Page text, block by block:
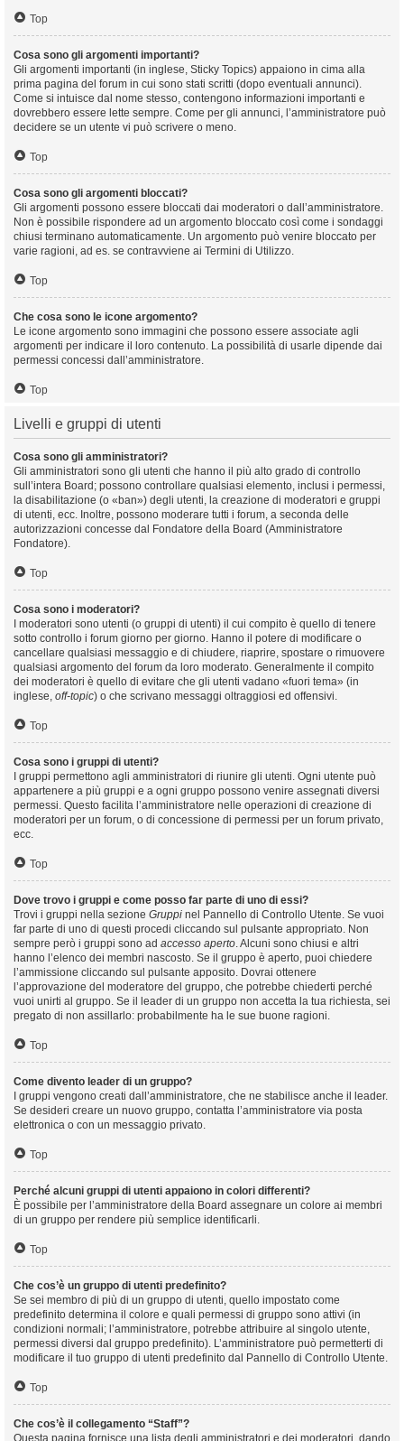
Top
Cosa sono gli argomenti importanti?
Gli argomenti importanti (in inglese, Sticky Topics) appaiono in cima alla
prima pagina del forum in cui sono stati scritti (dopo eventuali annunci).
Come si intuisce dal nome stesso, contengono informazioni importanti e
dovrebbero essere lette sempre. Come per gli annunci, l’amministratore può
decidere se un utente vi può scrivere o meno.
Top
Cosa sono gli argomenti bloccati?
Gli argomenti possono essere bloccati dai moderatori o dall’amministratore.
Non è possibile rispondere ad un argomento bloccato così come i sondaggi
chiusi terminano automaticamente. Un argomento può venire bloccato per
varie ragioni, ad es. se contravviene ai Termini di Utilizzo.
Top
Che cosa sono le icone argomento?
Le icone argomento sono immagini che possono essere associate agli
argomenti per indicare il loro contenuto. La possibilità di usarle dipende dai
permessi concessi dall’amministratore.
Top
Livelli e gruppi di utenti
Cosa sono gli amministratori?
Gli amministratori sono gli utenti che hanno il più alto grado di controllo
sull’intera Board; possono controllare qualsiasi elemento, inclusi i permessi,
la disabilitazione (o «ban») degli utenti, la creazione di moderatori e gruppi
di utenti, ecc. Inoltre, possono moderare tutti i forum, a seconda delle
autorizzazioni concesse dal Fondatore della Board (Amministratore
Fondatore).
Top
Cosa sono i moderatori?
I moderatori sono utenti (o gruppi di utenti) il cui compito è quello di tenere
sotto controllo i forum giorno per giorno. Hanno il potere di modificare o
cancellare qualsiasi messaggio e di chiudere, riaprire, spostare o rimuovere
qualsiasi argomento del forum da loro moderato. Generalmente il compito
dei moderatori è quello di evitare che gli utenti vadano «fuori tema» (in
inglese, off-topic) o che scrivano messaggi oltraggiosi ed offensivi.
Top
Cosa sono i gruppi di utenti?
I gruppi permettono agli amministratori di riunire gli utenti. Ogni utente può
appartenere a più gruppi e a ogni gruppo possono venire assegnati diversi
permessi. Questo facilita l’amministratore nelle operazioni di creazione di
moderatori per un forum, o di concessione di permessi per un forum privato,
ecc.
Top
Dove trovo i gruppi e come posso far parte di uno di essi?
Trovi i gruppi nella sezione Gruppi nel Pannello di Controllo Utente. Se vuoi
far parte di uno di questi procedi cliccando sul pulsante appropriato. Non
sempre però i gruppi sono ad accesso aperto. Alcuni sono chiusi e altri
hanno l’elenco dei membri nascosto. Se il gruppo è aperto, puoi chiedere
l’ammissione cliccando sul pulsante apposito. Dovrai ottenere
l’approvazione del moderatore del gruppo, che potrebbe chiederti perché
vuoi unirti al gruppo. Se il leader di un gruppo non accetta la tua richiesta, sei
pregato di non assillarlo: probabilmente ha le sue buone ragioni.
Top
Come divento leader di un gruppo?
I gruppi vengono creati dall’amministratore, che ne stabilisce anche il leader.
Se desideri creare un nuovo gruppo, contatta l’amministratore via posta
elettronica o con un messaggio privato.
Top
Perché alcuni gruppi di utenti appaiono in colori differenti?
È possibile per l’amministratore della Board assegnare un colore ai membri
di un gruppo per rendere più semplice identificarli.
Top
Che cos’è un gruppo di utenti predefinito?
Se sei membro di più di un gruppo di utenti, quello impostato come
predefinito determina il colore e quali permessi di gruppo sono attivi (in
condizioni normali; l’amministratore, potrebbe attribuire al singolo utente,
permessi diversi dal gruppo predefinito). L’amministratore può permetterti di
modificare il tuo gruppo di utenti predefinito dal Pannello di Controllo Utente.
Top
Che cos’è il collegamento “Staff”?
Questa pagina fornisce una lista degli amministratori e dei moderatori, dando